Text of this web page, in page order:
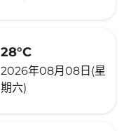
28°C
2026年08月08日(星
期六)